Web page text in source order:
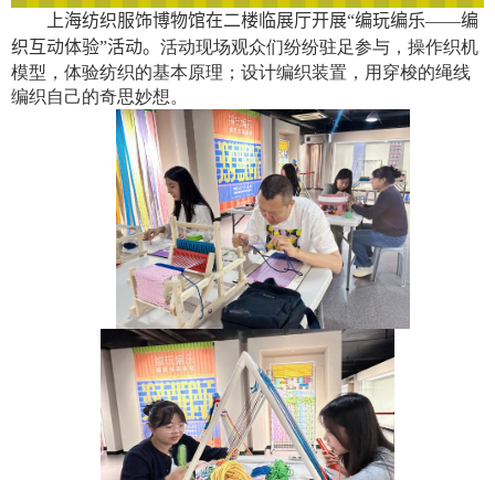
上海纺织服饰博物馆在二楼临展厅开展“编玩编乐——编
织互动体验”活动。 活动现场观众们纷纷驻足参与，操作织机
模型，体验纺织的基本原理；设计编织装置，用穿梭的绳线
编织自己的奇思妙想。